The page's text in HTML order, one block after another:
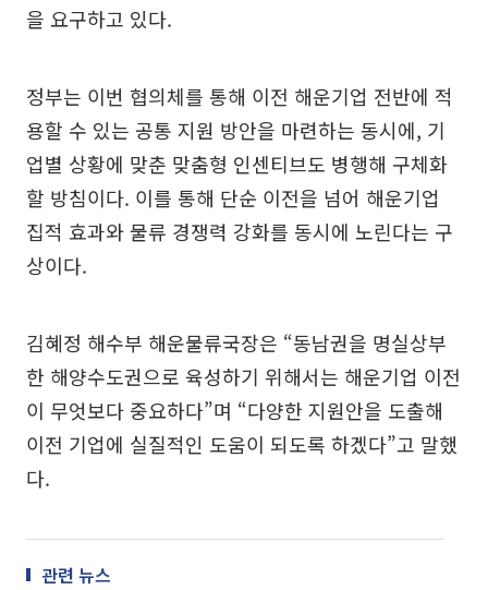
을 요구하고 있다.
정부는 이번 협의체를 통해 이전 해운기업 전반에 적
용할 수 있는 공통 지원 방안을 마련하는 동시에, 기
업별 상황에 맞춘 맞춤형 인센티브도 병행해 구체화
할 방침이다. 이를 통해 단순 이전을 넘어 해운기업
집적 효과와 물류 경쟁력 강화를 동시에 노린다는 구
상이다.
김혜정 해수부 해운물류국장은 “동남권을 명실상부
한 해양수도권으로 육성하기 위해서는 해운기업 이전
이 무엇보다 중요하다”며 “다양한 지원안을 도출해
이전 기업에 실질적인 도움이 되도록 하겠다”고 말했
다.
관련 뉴스